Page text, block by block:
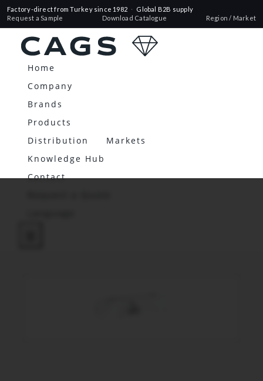
Factory-direct from Turkey since 1982 ·
Global B2B supply
Request a Sample
Download Catalogue Region / Market
Home
Company
Brands
Products
Distribution
Markets
Knowledge Hub
Contact